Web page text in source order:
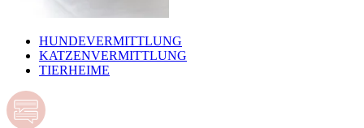
HUNDEVERMITTLUNG
KATZENVERMITTLUNG
TIERHEIME